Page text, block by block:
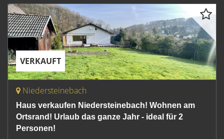
VERKAUFT
Niedersteinebach
Haus verkaufen Niedersteinebach! Wohnen am
Ortsrand! Urlaub das ganze Jahr - ideal für 2
Personen!